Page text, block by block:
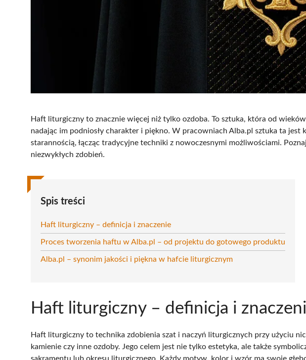
Haft liturgiczny to znacznie więcej niż tylko ozdoba. To sztuka, która od
nadając im podniosły charakter i piękno. W pracowniach Alba.pl sztuka ta jest
starannością, łącząc tradycyjne techniki z nowoczesnymi możliwościami.
niezwykłych zdobień.
Spis treści
Haft liturgiczny – definicja i znaczenie
Proces tworzenia haftu w Alba.pl – od projektu do gotowego produktu
Alba.pl – synonim jakości i piękna w hafcie liturgicznym
Haft liturgiczny – definicja i
Haft liturgiczny to technika zdobienia szat i naczyń liturgicznych przy użyciu
kamienie czy inne ozdoby. Jego celem jest nie tylko estetyka, ale także